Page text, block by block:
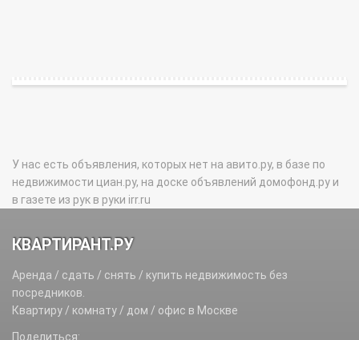
У нас есть объявления, которых нет на авито.ру, в базе по
недвижимости циан.ру, на доске объявлений домофонд.ру и
в газете из рук в руки irr.ru
КВАРТИРАНТ.РУ
Аренда / сдать / снять / купить недвижимость без
посредников.
Квартиру / комнату / дом / офис в Москве
Поделиться: